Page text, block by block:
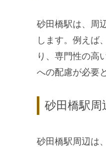
砂田橋駅は、周
します。例えば
り、専門性の高
への配慮が必要
砂田橋駅周
砂田橋駅周辺は